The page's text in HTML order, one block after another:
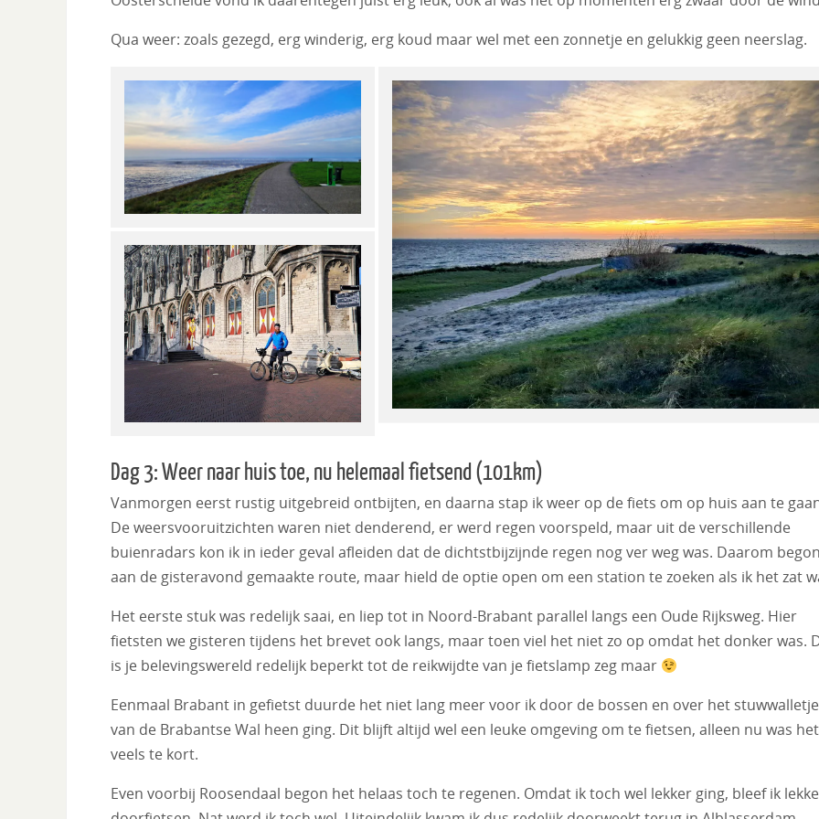
Qua weer: zoals gezegd, erg winderig, erg koud maar wel met een zonnetje en gelukkig geen neerslag.
Dag 3: Weer naar huis toe, nu helemaal fietsend (101km)
Vanmorgen eerst rustig uitgebreid ontbijten, en daarna stap ik weer op de fiets om op huis aan te
De weersvooruitzichten waren niet denderend, er werd regen voorspeld, maar uit de verschillende
buienradars kon ik in ieder geval afleiden dat de dichtstbijzijnde regen nog ver weg was. Daarom
aan de gisteravond gemaakte route, maar hield de optie open om een station te zoeken als ik het zat
Het eerste stuk was redelijk saai, en liep tot in Noord-Brabant parallel langs een Oude Rijksweg. Hier
fietsten we gisteren tijdens het brevet ook langs, maar toen viel het niet zo op omdat het donker was.
is je belevingswereld redelijk beperkt tot de reikwijdte van je fietslamp zeg maar
Eenmaal Brabant in gefietst duurde het niet lang meer voor ik door de bossen en over het stuwwalletje
van de Brabantse Wal heen ging. Dit blijft altijd wel een leuke omgeving om te fietsen, alleen nu was het
veels te kort.
Even voorbij Roosendaal begon het helaas toch te regenen. Omdat ik toch wel lekker ging, bleef ik